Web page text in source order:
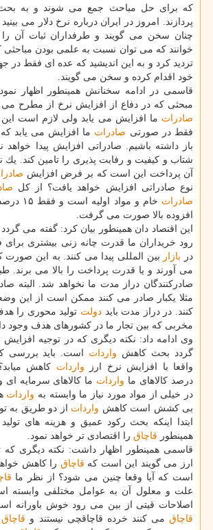
كه برای حل مباحث جمع می شوند و به
پردازند. امروز در ایران درباره نرخ دلار می
چنان سخن می گویند و طرفداران ثبات آن
خوانند كه می توان نسبت به علمی بودن
تردید كرد و به این اندیشید كه عده ای فقط در
خود اقدام كرده و سخن می گویند.
قاسمی در ادامه سخنانش همینطور اظهار
مبحثی كه در دفاع از افزایش نرخ از مطرح
صادرات ما افزایش می یابد ولی لازم است این
فقط در صورتی صادرات ما افزایش می یابد
باز داشته باشیم. صادراتی افزایش پیدا خواهد
شتاب و كیفیت و رفابت پذیری را تامین كند. یك
آن پرداخت این است كه بر فرض افزایش
نوع صادراتی افزایش خواهد یافت؟ از كل
صادرات خام و مواد اولیه است و فقط ۱۵ درصد
افزوده بالا صورت می گرفت.
این اقتصاد دان همینطور بیان كرد: گفته می گردد
رود خریداران ما قدرت چانه زنی بیشتری برای
در بازار بین المللی پیدا می كنند. به این صورت
می آورند و یا قدرت پرداخت را بالا می برند.
صادركنندگان دراز مدت ما نخواهد شد. البته
مثلا یكبار صادر می كنند ممكن است از این
كنند. در دراز مدت باید دولت تولید محوری را
مخربی كه بین تجار ما در كشورهای هدف وجود
وی ادامه داد: نكته دیگری كه در توجیه
گردد بحث كاهش واردات است. باید بررسی
واقعا با افزایش نرخ ارز واردات
درصد كالاهای ما واردات ما كالاهای سرمایه
در خیلی از مواد مورد نیاز ما وابسته به واردات
بی كشش است كاهش واردات از دو طریق به
ابتدا اینكه بحث ركود عمیق و هزینه های
همینطور قاچاق را اقتصادی تر خواهد نمود.
قاسمی همینطور اظهار داشت: نكته دیگری كه
ارز می گویند این است كه قاچاق را كاهش
است كه آیا وقعا چنین می شود؟ از نظر ما
علت و معلول آن به عوامل مختلفی وابسته
اصلاحات قیتی از بین می رود خوش باورانه
قاچاقمی كنند خرده قاچاقچی نیستند و قاچاق